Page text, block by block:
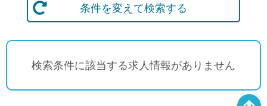
条件を変えて検索する
検索条件に該当する求人情報がありません